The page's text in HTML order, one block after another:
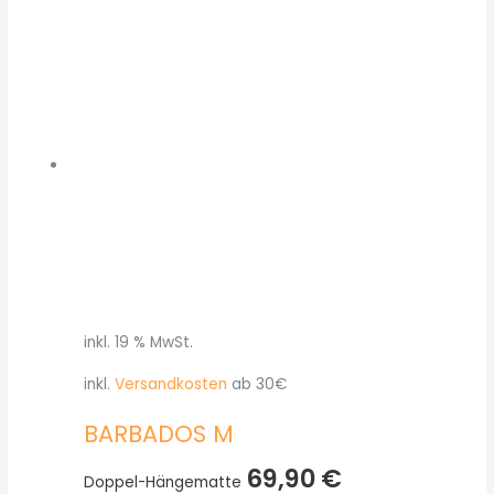
inkl. 19 % MwSt.
inkl. Versandkosten ab 30€
BARBADOS M
Doppel-Hängematte 69,90€